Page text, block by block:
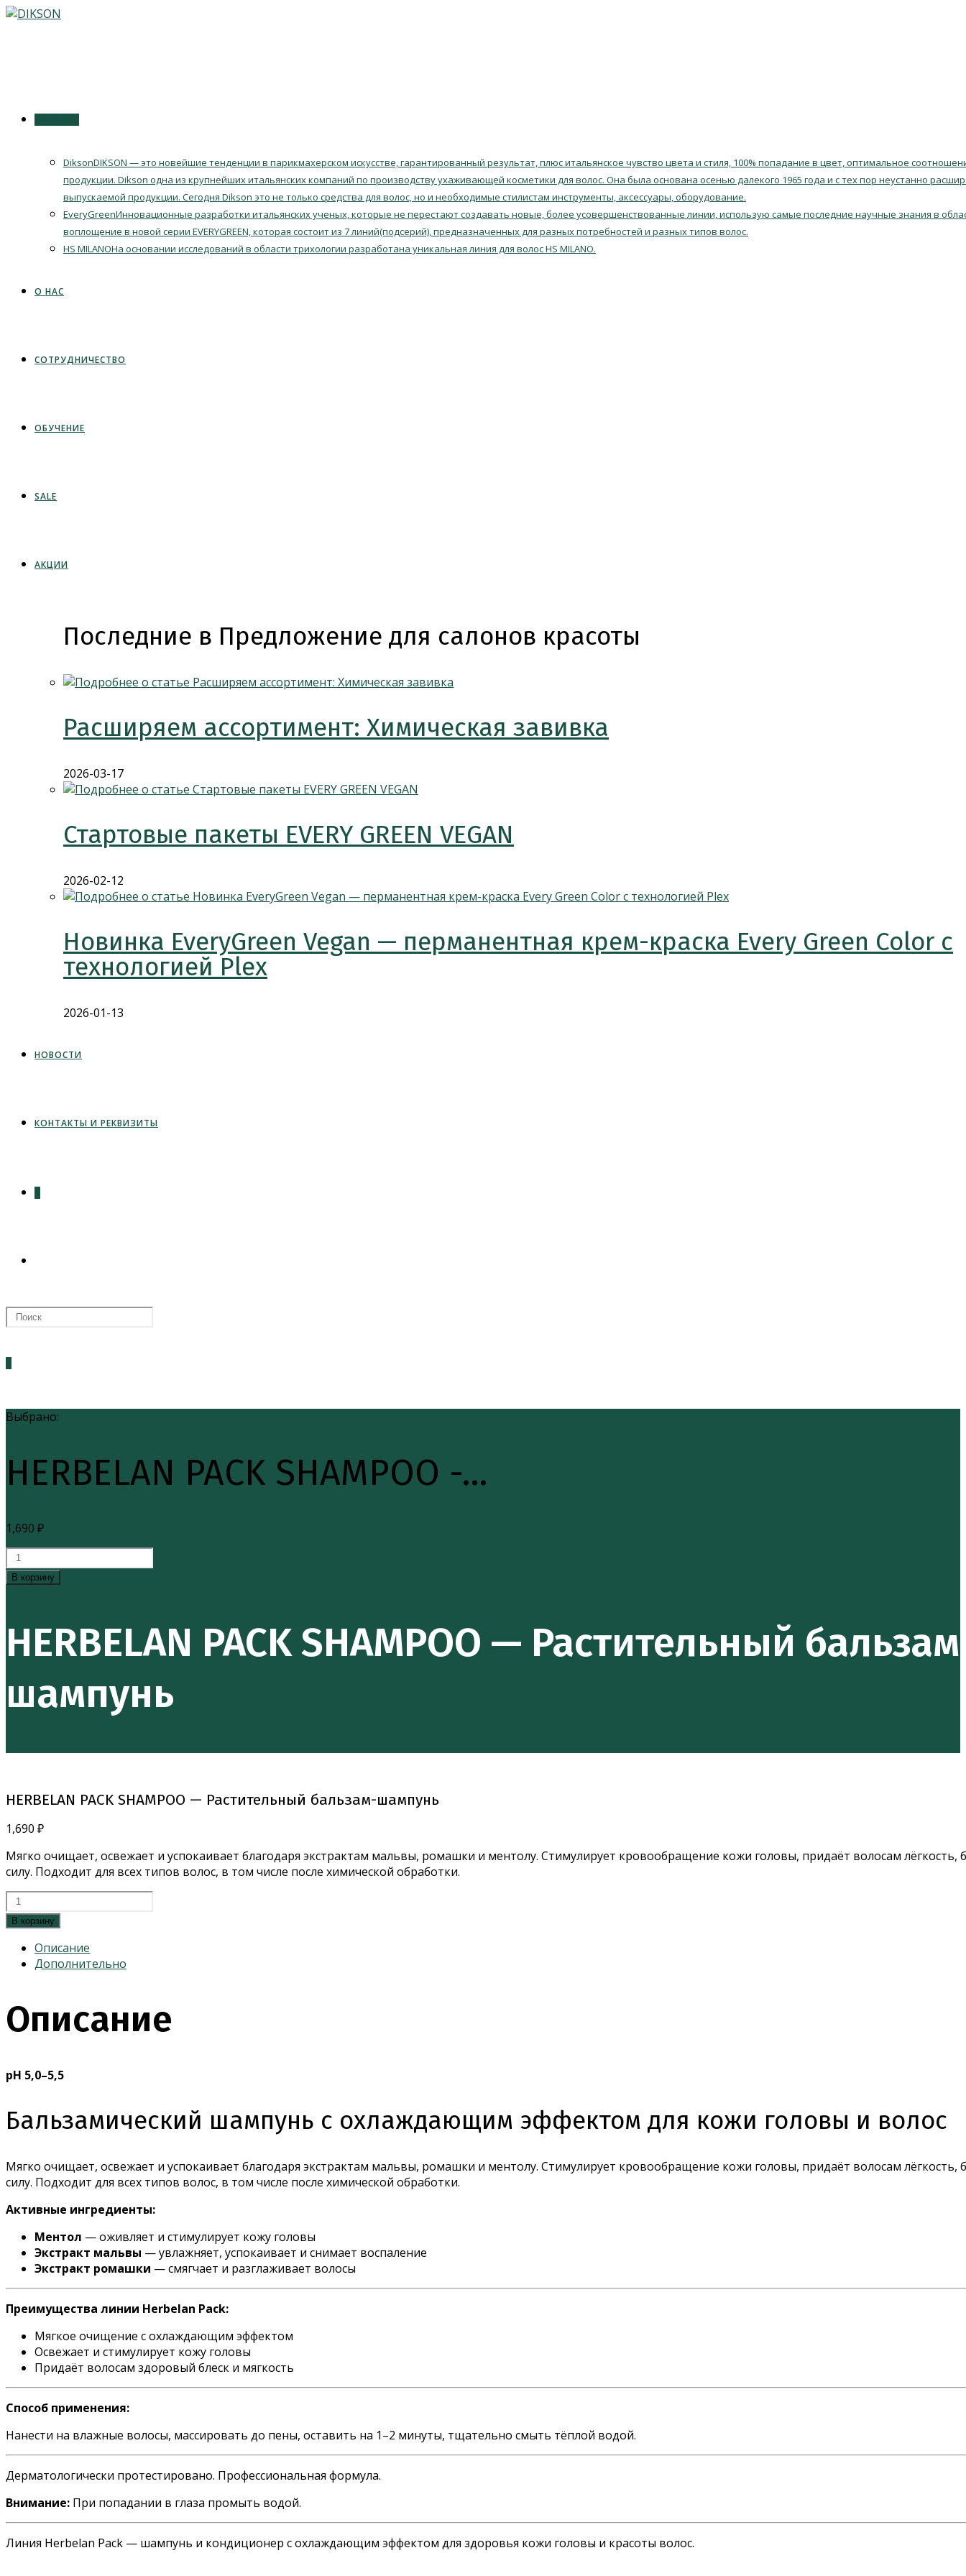
Перейти
DiksonDIKSON — это новейшие тенденции в парикмахерском искусстве, гарантированный результат, плюс итальянское чувство цвета и стиля, 100% попадание в цвет, оптимальное
продукции. Dikson одна из крупнейших итальянских компаний по производству ухаживающей косметики для волос. Она была основана осенью далекого 1965 года и с тех пор неустанно
выпускаемой продукции. Сегодня Dikson это не только средства для волос, но и необходимые стилистам инструменты, аксессуары, оборудование.
EveryGreenИнновационные разработки итальянских ученых, которые не перестают создавать новые, более усовершенствованные линии, использую самые последние научные знания в
воплощение в новой серии EVERYGREEN, которая состоит из 7 линий(подсерий), предназначенных для разных потребностей и разных типов волос.
HS MILANOНа основании исследований в области трихологии разработана уникальная линия для волос HS MILANO.
О НАС
СОТРУДНИЧЕСТВО
ОБУЧЕНИЕ
SALE
АКЦИИ
Последние в Предложение для салонов красоты
Расширяем ассортимент: Химическая завивка
2026-03-17
Стартовые пакеты EVERY GREEN VEGAN
2026-02-12
Новинка EveryGreen Vegan — перманентная крем-краска Every Green Color с
технологией Plex
2026-01-13
НОВОСТИ
КОНТАКТЫ И РЕКВИЗИТЫ
ВЕБ-
САЙТУ
Выбрано:
HERBELAN PACK SHAMPOO -…
1,690 ₽
Количество
товара
HERBELAN
-
Растительный
В корзину
HERBELAN PACK SHAMPOO — Растительный
шампунь
HERBELAN PACK SHAMPOO — Растительный бальзам-шампунь
1,690 ₽
Мягко очищает, освежает и успокаивает благодаря экстрактам мальвы, ромашки и ментолу. Стимулирует кровообращение кожи головы, придаёт волосам лёгкость,
силу. Подходит для всех типов волос, в том числе после химической обработки.
Количество
товара
HERBELAN
PACK
SHAMPOO
бальзам-
шампунь
В корзину
Описание
Дополнительно
Описание
pH 5,0–5,5
Бальзамический шампунь с охлаждающим эффектом для кожи головы и волос
Мягко очищает, освежает и успокаивает благодаря экстрактам мальвы, ромашки и ментолу. Стимулирует кровообращение кожи головы, придаёт волосам лёгкость,
силу. Подходит для всех типов волос, в том числе после химической обработки.
Активные ингредиенты:
Ментол — оживляет и стимулирует кожу головы
Экстракт мальвы — увлажняет, успокаивает и снимает воспаление
Экстракт ромашки — смягчает и разглаживает волосы
Преимущества линии Herbelan Pack:
Мягкое очищение с охлаждающим эффектом
Освежает и стимулирует кожу головы
Придаёт волосам здоровый блеск и мягкость
Способ применения:
Нанести на влажные волосы, массировать до пены, оставить на 1–2 минуты, тщательно смыть тёплой водой.
Дерматологически протестировано. Профессиональная формула.
Внимание: При попадании в глаза промыть водой.
Линия Herbelan Pack — шампунь и кондиционер с охлаждающим эффектом для здоровья кожи головы и красоты волос.